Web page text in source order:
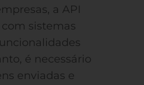
a API
sistemas
é necessário
enviadas e